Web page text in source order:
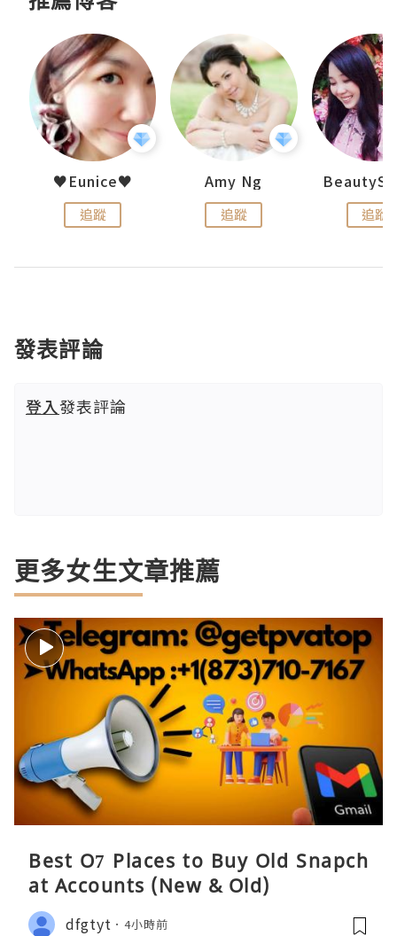
♥Eunice♥
追蹤
Amy Ng
追蹤 追蹤
發表評論
登入發表評論
更多女生文章推薦
Best O7 Places to Buy Old Snapch
at Accounts (New & Old)
dfgtyt 4小時前